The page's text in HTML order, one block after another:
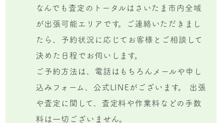
なんでも査定のトータルはさいたま市内全域
が出張可能エリアです。ご連絡いただきまし
たら、予約状況に応じてお客様とご相談して
決めた日程でお伺いします。
ご予約方法は、電話はもちろんメールや申し
込みフォーム、公式LINEがございます。 出張
や査定に関して、査定料や作業料などの手数
料は一切ございません。